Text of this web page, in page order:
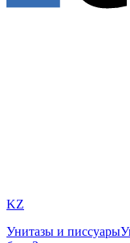
KZ
Унитазы и писсуары